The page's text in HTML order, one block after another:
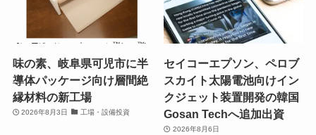
味の素、岐阜県可児市に半
導体パッケージ向け層間絶
縁材料の新工場
2026年8月3日 工場・設備投資
セイコーエプソン、ペロブ
スカイト太陽電池向けイン
クジェット装置開発の韓国
Gosan Techへ追加出資
2026年8月6日